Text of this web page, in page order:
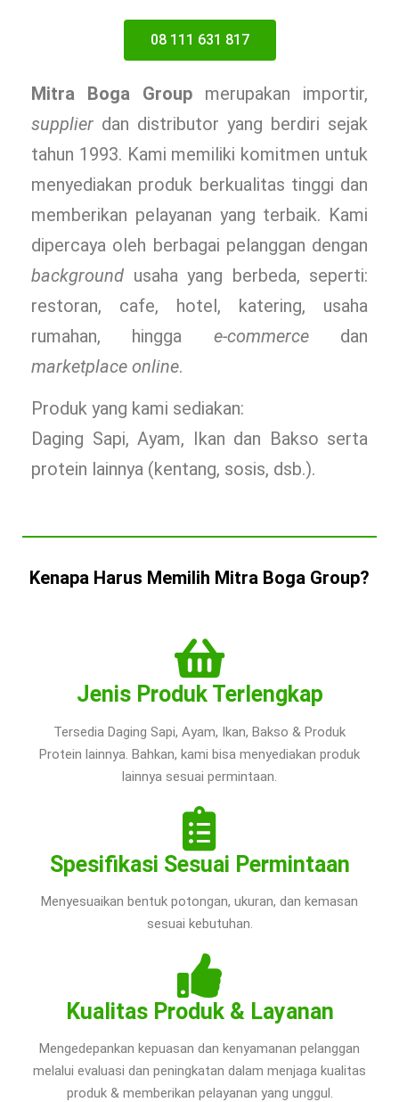
08 111 631 817
Mitra Boga Group merupakan importir,
supplier dan distributor yang berdiri sejak
tahun 1993. Kami memiliki komitmen untuk
menyediakan produk berkualitas tinggi dan
memberikan pelayanan yang terbaik. Kami
dipercaya oleh berbagai pelanggan dengan
background usaha yang berbeda, seperti:
restoran, cafe, hotel, katering, usaha
rumahan, hingga e-commercedan
marketplace online.
Produk yang kami sediakan:
Daging Sapi, Ayam, Ikan dan Bakso serta
protein lainnya (kentang, sosis, dsb.).
Kenapa Harus Memilih Mitra Boga Group?
Jenis Produk Terlengkap
Tersedia Daging Sapi, Ayam, Ikan, Bakso & Produk
Protein lainnya. Bahkan, kami bisa menyediakan produk
lainnya sesuai permintaan.
Spesifikasi Sesuai Permintaan
Menyesuaikan bentuk potongan, ukuran, dan kemasan
sesuai kebutuhan.
Kualitas Produk & Layanan
Mengedepankan kepuasan dan kenyamanan pelanggan
melalui evaluasi dan peningkatan dalam menjaga kualitas
produk & memberikan pelayanan yang unggul.